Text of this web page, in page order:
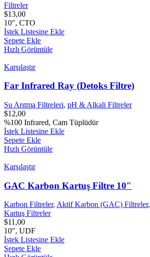
Filtreler
$13,00
10", CTO
İstek Listesine Ekle
Sepete Ekle
Hızlı Görüntüle
Karşılaştır
Far Infrared Ray (Detoks Filtre)
Su Arıtma Filtreleri, pH & Alkali Filtreler
$12,00
%100 Infrared, Cam Tüplüdür
İstek Listesine Ekle
Sepete Ekle
Hızlı Görüntüle
Karşılaştır
GAC Karbon Kartuş Filtre 10″
Karbon Filtreler, Aktif Karbon (GAC) Filtreler,
Kartuş Filtreler
$11,00
10", UDF
İstek Listesine Ekle
Sepete Ekle